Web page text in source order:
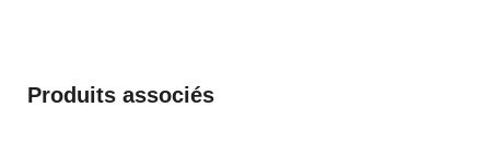
Produits associés